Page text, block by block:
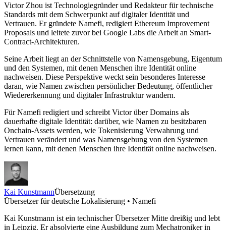
Victor Zhou ist Technologiegründer und Redakteur für technische
Standards mit dem Schwerpunkt auf digitaler Identität und
Vertrauen. Er gründete Namefi, redigiert Ethereum Improvement
Proposals und leitete zuvor bei Google Labs die Arbeit an Smart-
Contract-Architekturen.
Seine Arbeit liegt an der Schnittstelle von Namensgebung, Eigentum
und den Systemen, mit denen Menschen ihre Identität online
nachweisen. Diese Perspektive weckt sein besonderes Interesse
daran, wie Namen zwischen persönlicher Bedeutung, öffentlicher
Wiedererkennung und digitaler Infrastruktur wandern.
Für Namefi redigiert und schreibt Victor über Domains als
dauerhafte digitale Identität: darüber, wie Namen zu besitzbaren
Onchain-Assets werden, wie Tokenisierung Verwahrung und
Vertrauen verändert und was Namensgebung von den Systemen
lernen kann, mit denen Menschen ihre Identität online nachweisen.
Kai KunstmannÜbersetzung
Übersetzer für deutsche Lokalisierung • Namefi
Kai Kunstmann ist ein technischer Übersetzer Mitte dreißig und lebt
in Leipzig. Er absolvierte eine Ausbildung zum Mechatroniker in